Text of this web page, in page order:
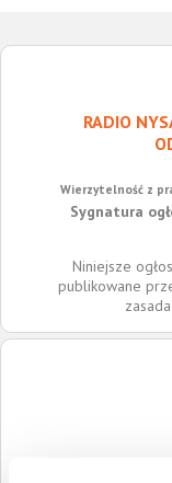
RADIO
Wierzytelność z
Sygnatura
Niniejsze
publikowane